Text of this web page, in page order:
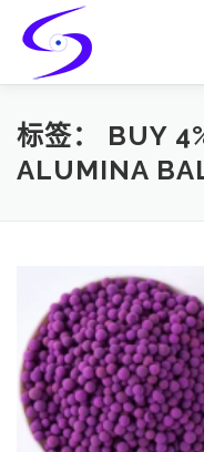
content
HOME
标签： BUY
ALUMINA